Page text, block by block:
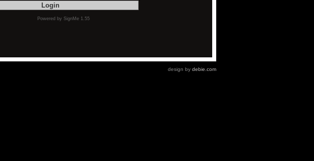
Powered by SignMe 1.55
design by debie.com